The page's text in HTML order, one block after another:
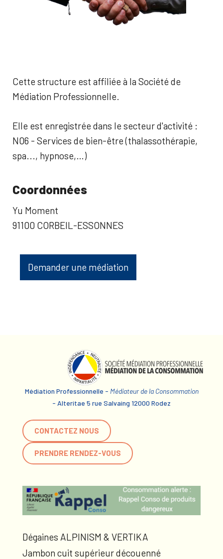
Cette structure est affiliée à la Société de
Médiation Professionnelle.
Elle est enregistrée dans le secteur d'activité :
N06 - Services de bien-être (thalassothérapie,
spa..., hypnose,…)
Coordonnées
Yu Moment
91100 CORBEIL-ESSONNES
Demander une médiation
Médiation Professionnelle - Médiateur de la Consommation
- Alteritae 5 rue Salvaing 12000 Rodez
CONTACTEZ NOUS
PRENDRE RENDEZ-VOUS
Dégaines ALPINISM & VERTIKA
Jambon cuit supérieur découenné